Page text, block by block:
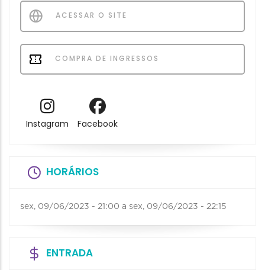
ACESSAR O SITE
COMPRA DE INGRESSOS
Instagram Facebook
HORÁRIOS
sex, 09/06/2023 - 21:00 a sex, 09/06/2023 - 22:15
ENTRADA